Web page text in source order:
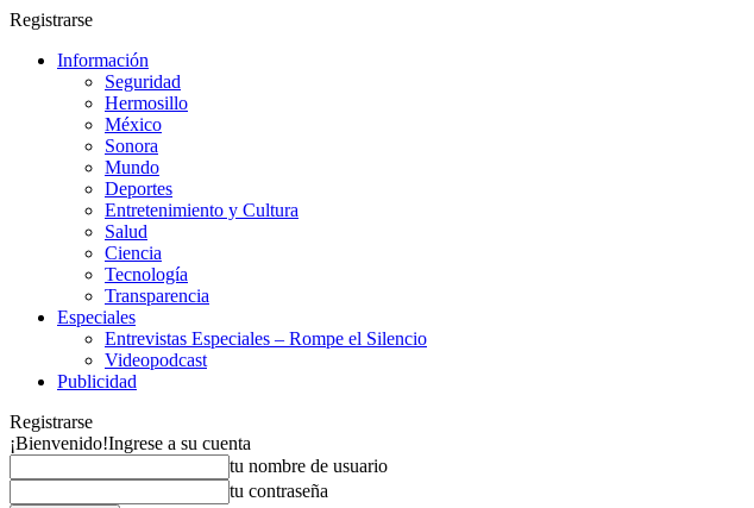
Registrarse
Información
Seguridad
Hermosillo
México
Sonora
Mundo
Deportes
Entretenimiento y Cultura
Salud
Ciencia
Tecnología
Transparencia
Especiales
Entrevistas Especiales – Rompe el Silencio
Videopodcast
Publicidad
Registrarse
¡Bienvenido!Ingrese a su cuenta
tu nombre de usuario
tu contraseña